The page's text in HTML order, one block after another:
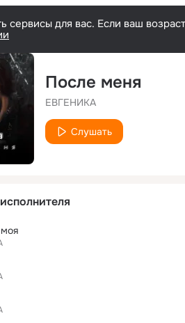
для вас. Если ваш
После меня
ЕВГЕНИКА
Слушать